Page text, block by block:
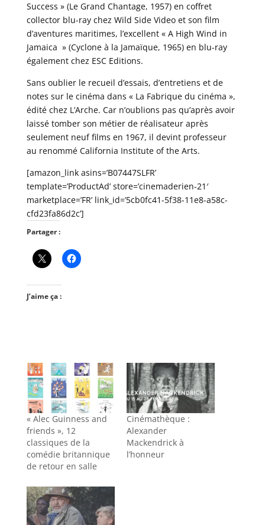
Success » (Le Grand Chantage, 1957) en coffret
collector blu-ray chez Wild Side Video et son film
d’aventures maritimes, l’excellent « A High Wind in
Jamaica » (Cyclone à la Jamaïque, 1965) en blu-ray
également chez ESC Editions.
Sans oublier le recueil d’essais, d’entretiens et de
notes sur le cinéma dans « La Fabrique du cinéma »,
édité chez L’Arche. Car n’oublions pas qu’après avoir
laissé tomber son métier de réalisateur après
seulement neuf films en 1967, il devint professeur
au renommé California Institute of the Arts.
[amazon_link asins=’B07447SLFR’
template=’ProductAd’ store=’cinemaderien-21′
marketplace=’FR’ link_id=’5cb0fc41-5f38-11e8-a58c-
cfd23fa86d2c’]
Partager :
J’aime ça :
« Alec Guinness and
friends », 12
classiques de la
comédie britannique
de retour en salle
Cinémathèque :
Alexander
Mackendrick à
l’honneur